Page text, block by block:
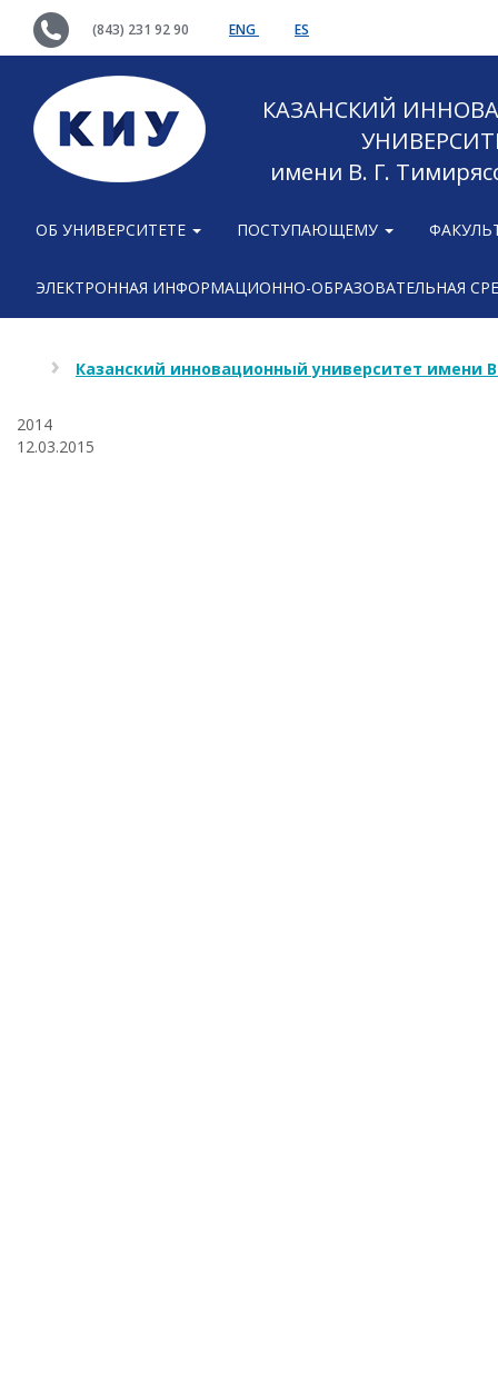
(843) 231 92 90 ENG ES
КАЗАНСКИЙ
имени В. Г.
ОБ УНИВЕРСИТЕТЕ ПОСТУПАЮЩЕМУ
ЭЛЕКТРОННАЯ ИНФОРМАЦИОННО-ОБРАЗОВАТЕЛЬНАЯ
Казанский инновационный университет имени
2014
12.03.2015